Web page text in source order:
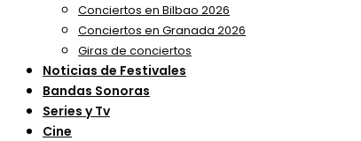
Conciertos en Bilbao 2026
Conciertos en Granada 2026
Giras de conciertos
Noticias de Festivales
Bandas Sonoras
Series y Tv
Cine